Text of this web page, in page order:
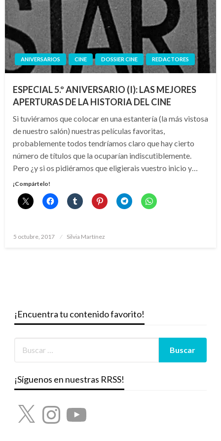
ANIVERSARIOS CINE DOSSIER CINE REDACTORES
ESPECIAL 5.º ANIVERSARIO (I): LAS MEJORES
APERTURAS DE LA HISTORIA DEL CINE
Si tuviéramos que colocar en una estantería (la más vistosa
de nuestro salón) nuestras películas favoritas,
probablemente todos tendríamos claro que hay cierto
número de títulos que la ocuparían indiscutiblemente.
Pero ¿y si os pidiéramos que eligierais vuestro inicio y…
¡Compártelo!
Publicado
5 octubre, 2017 Silvia Martínez
¡Encuentra tu contenido favorito!
¡Síguenos en nuestras RRSS!
X InstagramYouTube